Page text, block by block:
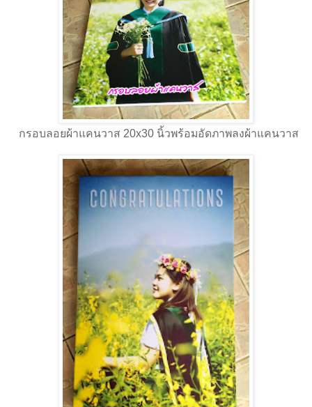
กรอบลอยผ้าแคนวาส 20x30 นิ้วพร้อมอัดภาพลงผ้าแคนวาส